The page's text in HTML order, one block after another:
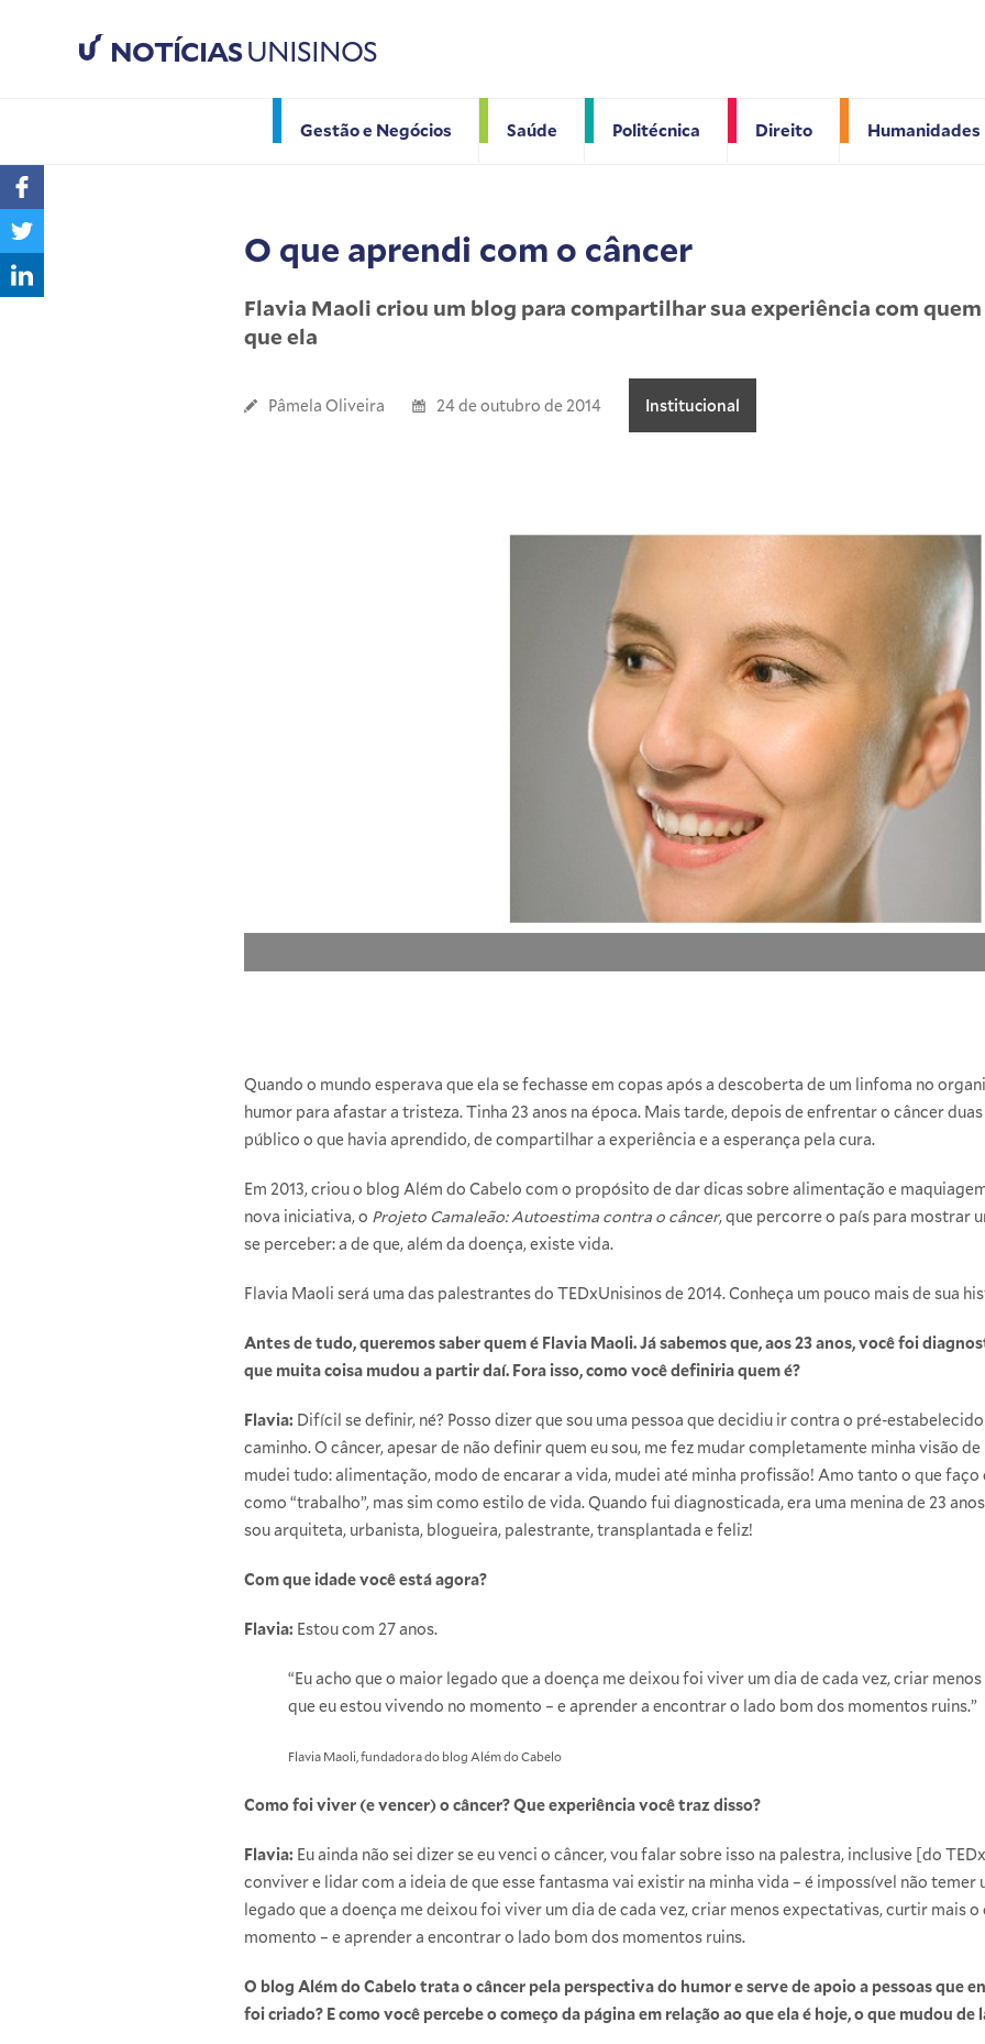
NOTÍCIASUNISINOS
Gestão e Negócios Saúde Politécnica Direito Humanidades
O que aprendi com o câncer
Flavia Maoli criou um blog para compartilhar sua experiência com
que ela
Pâmela Oliveira 24 de outubro de 2014 Institucional
Quando o mundo esperava que ela se fechasse em copas após a descoberta de um linfoma no
humor para afastar a tristeza. Tinha 23 anos na época. Mais tarde, depois de enfrentar o câncer
público o que havia aprendido, de compartilhar a experiência e a esperança pela cura.
Em 2013, criou o blog Além do Cabelo com o propósito de dar dicas sobre alimentação e
nova iniciativa, o Projeto Camaleão: Autoestima contra o câncer, que percorre o país para mostrar
se perceber: a de que, além da doença, existe vida.
Flavia Maoli será uma das palestrantes do TEDxUnisinosde 2014. Conheça um pouco mais de sua
Antes de tudo, queremos saber quem é Flavia Maoli. Já sabemos que, aos 23 anos, você foi
que muita coisa mudou a partir daí. Fora isso, como você definiria quem é?
Flavia: Difícil se definir, né? Posso dizer que sou uma pessoa que decidiu ir contra o pré-
caminho. O câncer, apesar de não definir quem eu sou, me fez mudar completamente minha visão
mudei tudo: alimentação, modo de encarar a vida, mudei até minha profissão! Amo tanto o que
como “trabalho”, mas sim como estilo de vida. Quando fui diagnosticada, era uma menina de 23
sou arquiteta, urbanista, blogueira, palestrante, transplantada e feliz!
Com que idade você está agora?
Flavia: Estou com 27 anos.
“Eu acho que o maior legado que a doença me deixou foi viver um dia de cada vez, criar
que eu estou vivendo no momento – e aprender a encontrar o lado bom dos momentos ruins.”
Flavia Maoli, fundadora do blog Além do Cabelo
Como foi viver (e vencer) o câncer? Que experiência você traz disso?
Flavia: Eu ainda não sei dizer se eu venci o câncer, vou falar sobre isso na palestra, inclusive [do
conviver e lidar com a ideia de que esse fantasma vai existir na minha vida – é impossível não temer
legado que a doença me deixou foi viver um dia de cada vez, criar menos expectativas, curtir mais o
momento – e aprender a encontrar o lado bom dos momentos ruins.
O blog Além do Cabelo trata o câncer pela perspectiva do humor e serve de apoio a pessoas que
foi criado? E como você percebe o começo da página em relação ao que ela é hoje, o que mudou de